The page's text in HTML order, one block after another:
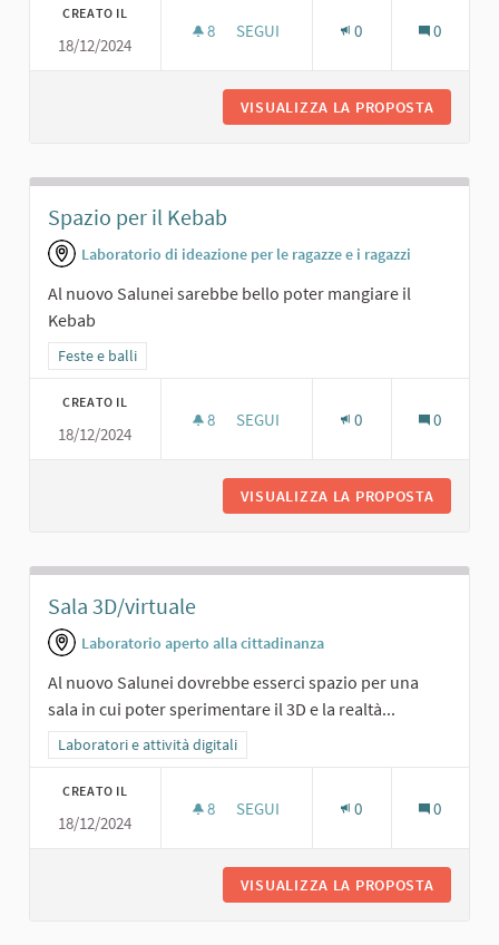
CREATO IL
18/12/2024
8 8 SOSTENITORI
SEGUI 0 0
VISUALIZZA LA PROPOSTA
Spazio per il Kebab
Laboratorio di ideazione per le ragazze e i ragazzi
Al nuovo Salunei sarebbe bello poter mangiare il
Kebab
Filtra i risultati per categoria: Feste e balli
Feste e balli
CREATO IL
18/12/2024
8 8 SOSTENITORI
SEGUI 0 0
VISUALIZZA LA PROPOSTA
Sala 3D/virtuale
Laboratorio aperto alla cittadinanza
Al nuovo Salunei dovrebbe esserci spazio per una
sala in cui poter sperimentare il 3D e la realtà...
Filtra i risultati per categoria: Laboratori e attività digitali
Laboratori e attività digitali
CREATO IL
18/12/2024
8 8 SOSTENITORI
SEGUI 0 0
VISUALIZZA LA PROPOSTA